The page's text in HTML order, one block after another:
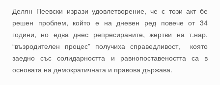
Делян Пеевски изрази удовлетворение, че с този акт бе
решен проблем, който е на дневен ред повече от 34
години, но едва днес репресираните, жертви на т.нар.
“възродителен процес” получиха справедливост, която
заедно със солидарността и равнопоставеността са в
основата на демократичната и правова държава.